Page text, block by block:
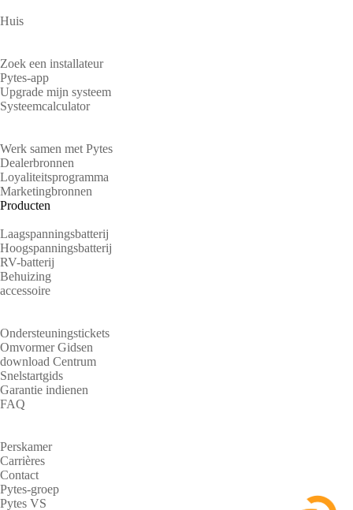
Huis
Zoek een installateur
Pytes-app
Upgrade mijn systeem
Systeemcalculator
Werk samen met Pytes
Dealerbronnen
Loyaliteitsprogramma
Marketingbronnen
Producten
Laagspanningsbatterij
Hoogspanningsbatterij
RV-batterij
Behuizing
accessoire
Ondersteuningstickets
Omvormer Gidsen
download Centrum
Snelstartgids
Garantie indienen
FAQ
Perskamer
Carrières
Contact
Pytes-groep
Pytes VS